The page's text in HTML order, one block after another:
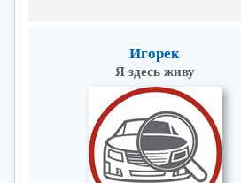
Игорек
Я здесь живу